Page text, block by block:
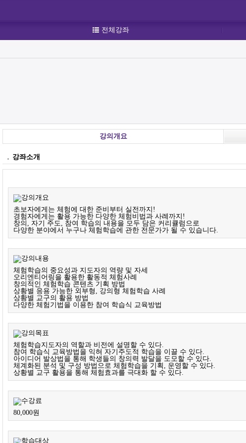
전체강좌
강의개요
강좌소개
초보자에게는 체험에 대한 준비부터 실전까지!
경험자에게는 활용 가능한 다양한 체험비법과 사례까지!
창의, 자기 주도, 참여 학습의 내용을 모두 담은 커리큘럼으로
다양한 분야에서 누구나 체험학습에 관한 전문가가 될 수 있습니다.
체험학습의 중요성과 지도자의 역량 및 자세
오리엔티어링을 활용한 활동적 체험사례
창의적인 체험학습 콘텐츠 기획 방법
상황별 응용 가능한 외부형, 강의형 체험학습 사례
상황별 교구의 활용 방법
다양한 체험기법을 이용한 참여 학습식 교육방법
체험학습지도자의 역할과 비전에 설명할 수 있다.
참여 학습식 교육방법을 익혀 자기주도적 학습을 이끌 수 있다.
아이디어 발상법을 통해 학생들의 창의력 발달을 도모할 수 있다.
체계화된 분석 및 구성 방법으로 체험학습을 기획, 운영할 수 있다.
상황별 교구 활용을 통해 체험효과를 극대화 할 수 있다.
80,000원